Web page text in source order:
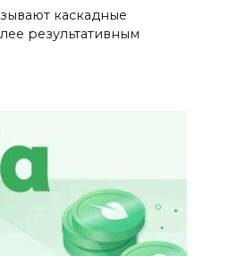
каскадные
результативным